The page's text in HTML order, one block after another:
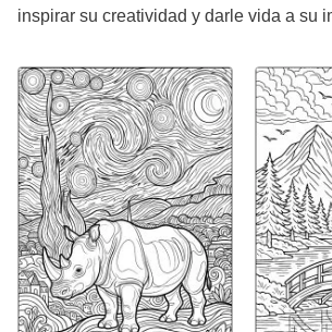
inspirar su creatividad y darle vida a su